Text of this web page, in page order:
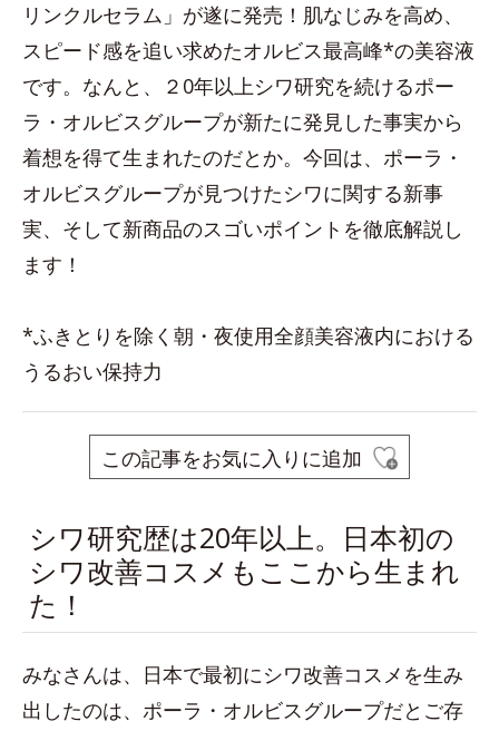
リンクルセラム」が遂に発売！肌なじみを高め、
スピード感を追い求めたオルビス最高峰*の美容液
です。なんと、２0年以上シワ研究を続けるポー
ラ・オルビスグループが新たに発見した事実から
着想を得て生まれたのだとか。今回は、ポーラ・
オルビスグループが見つけたシワに関する新事
実、そして新商品のスゴいポイントを徹底解説し
ます！
*ふきとりを除く朝・夜使用全顔美容液内における
うるおい保持力
この記事をお気に入りに追加
シワ研究歴は20年以上。日本初の
シワ改善コスメもここから生まれ
た！
みなさんは、日本で最初にシワ改善コスメを生み
出したのは、ポーラ・オルビスグループだとご存